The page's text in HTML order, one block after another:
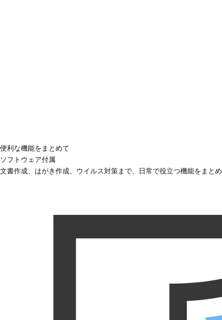
便利な機能をまとめて
ソフトウェア付属
文書作成、はがき作成、ウイルス対策まで、日常で役立つ機能をまと